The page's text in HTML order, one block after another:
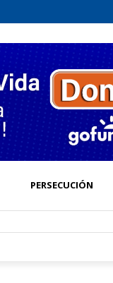
PERSECUCIÓN